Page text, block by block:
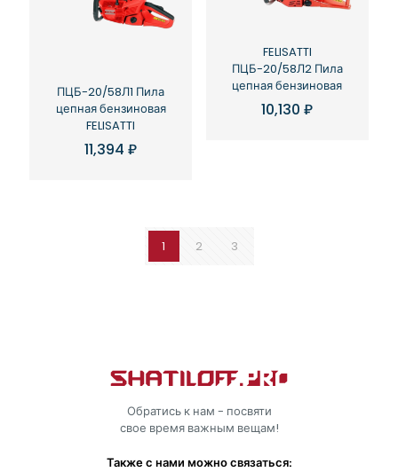
ПЦБ-20/58Л1 Пила
цепная бензиновая
FELISATTI
11,394₽
FELISATTI
ПЦБ-20/58Л2 Пила
цепная бензиновая
10,130₽
1 2 3
Обратись к нам - посвяти
свое время важным вещам!
Также с нами можно связаться: